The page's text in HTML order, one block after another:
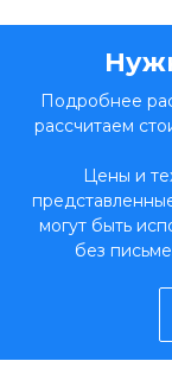
Подробнее
рассчитаем
Цены и
могут быть
без